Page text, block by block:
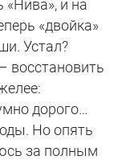
и на
«двойка»
Устал?
восстановить
дорого…
Но опять
за полным